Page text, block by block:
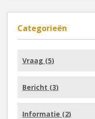
Categorieën
Vraag (5)
Bericht (3)
Informatie (2)